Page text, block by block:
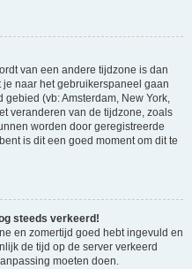
van een andere tijdzone is dan
naar het gebruikerspaneel gaan
(vb: Amsterdam, New York,
veranderen van de tijdzone, zoals
worden door geregistreerde
is dit een goed moment om dit te
steeds verkeerd!
en zomertijd goed hebt ingevuld en
de tijd op de server verkeerd
moeten doen.